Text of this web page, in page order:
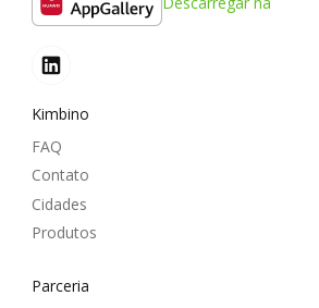
Kimbino
FAQ
Contato
Cidades
Produtos
Parceria